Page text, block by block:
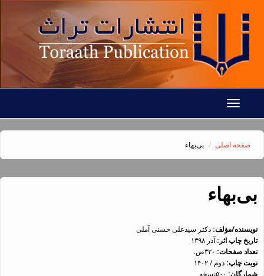
Toggle
صفحه اصلی بی‌بهاء
بی‌بهاء
نویسنده/مؤلف: دکتر سیدعلی حسنی آملی
تاریخ چاپ اثر:آذر ۱۳۹۸
تعداد صفحات: ۳۲۰ص.
نوبت چاپ: دوم / ۱۴۰۲
شمارگان: ۵۰۰نسخه